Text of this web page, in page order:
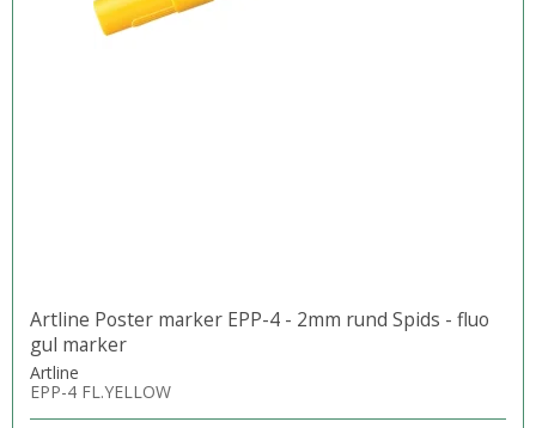
Artline Poster marker EPP-4 - 2mm rund Spids - fluo
gul marker
Artline
EPP-4 FL.YELLOW